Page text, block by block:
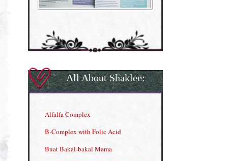
All About Shaklee:
Alfalfa Complex
B-Complex with Folic Acid
Buat Bakal-bakal Mama